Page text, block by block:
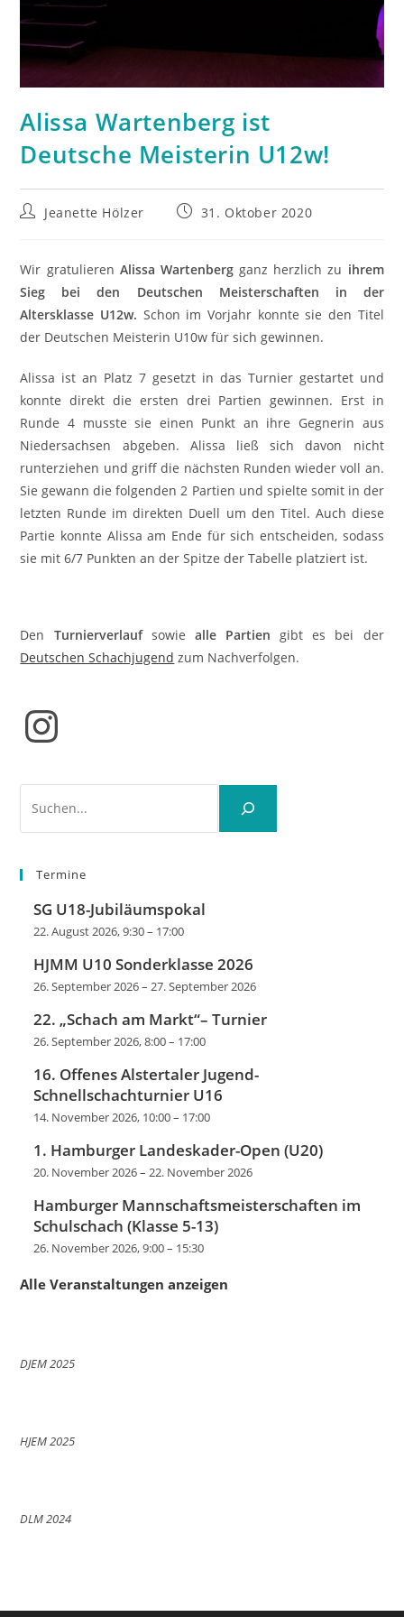
Alissa Wartenberg ist
Deutsche Meisterin U12w!
Beitrags-
Jeanette Hölzer
Beitrag31. Oktober 2020
Wir gratulieren Alissa Wartenbergganz herzlich zu ihrem
Sieg bei den Deutschen Meisterschaften in der
Altersklasse U12w. Schon im Vorjahr konnte sie den Titel
der Deutschen Meisterin U10w für sich gewinnen.
Alissa ist an Platz 7 gesetzt in das Turnier gestartet und
konnte direkt die ersten drei Partien gewinnen. Erst in
Runde 4 musste sie einen Punkt an ihre Gegnerin aus
Niedersachsen abgeben. Alissa ließ sich davon nicht
runterziehen und griff die nächsten Runden wieder voll an.
Sie gewann die folgenden 2 Partien und spielte somit in der
letzten Runde im direkten Duell um den Titel. Auch diese
Partie konnte Alissa am Ende für sich entscheiden, sodass
sie mit 6/7 Punkten an der Spitze der Tabelle platziert ist.
Den Turnierverlaufsowie alle Partien gibt es bei der
Deutschen Schachjugend zum Nachverfolgen.
Instagram
Termine
SG U18-Jubiläumspokal
22. August 2026, 9:30– 17:00
HJMM U10 Sonderklasse 2026
26. September 2026–27. September 2026
22. „Schach am Markt“– Turnier
26. September 2026, 8:00– 17:00
16. Offenes Alstertaler Jugend-
Schnellschachturnier U16
14. November 2026, 10:00– 17:00
1. Hamburger Landeskader-Open (U20)
20. November 2026–22. November 2026
Hamburger Mannschaftsmeisterschaften im
Schulschach (Klasse 5-13)
26. November 2026, 9:00– 15:30
Alle Veranstaltungen anzeigen
DJEM 2025
HJEM 2025
DLM 2024